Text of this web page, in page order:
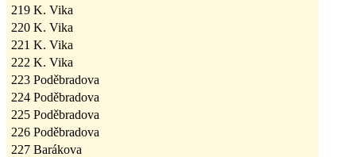
219 K. Vika
220 K. Vika
221 K. Vika
222 K. Vika
223 Poděbradova
224 Poděbradova
225 Poděbradova
226 Poděbradova
227 Barákova